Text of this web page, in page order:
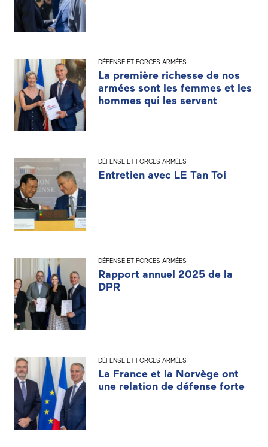
DÉFENSE ET FORCES ARMÉES
La première richesse de nos
armées sont les femmes et les
hommes qui les servent
DÉFENSE ET FORCES ARMÉES
Entretien avec LE Tan Toi
DÉFENSE ET FORCES ARMÉES
Rapport annuel 2025 de la
DPR
DÉFENSE ET FORCES ARMÉES
La France et la Norvège ont
une relation de défense forte